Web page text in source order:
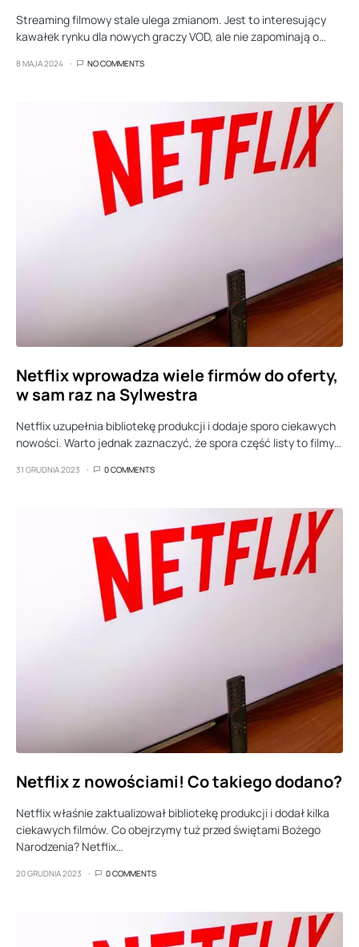
Streaming filmowy stale ulega zmianom. Jest to interesujący
kawałek rynku dla nowych graczy VOD, ale nie zapominają o…
8 MAJA 2024 NO COMMENTS
Netflix wprowadza wiele firmów do oferty,
w sam raz na Sylwestra
Netflix uzupełnia bibliotekę produkcji i dodaje sporo ciekawych
nowości. Warto jednak zaznaczyć, że spora część listy to filmy…
31 GRUDNIA 2023 0 COMMENTS
Netflix z nowościami! Co takiego dodano?
Netflix właśnie zaktualizował bibliotekę produkcji i dodał kilka
ciekawych filmów. Co obejrzymy tuż przed świętami Bożego
Narodzenia? Netflix…
20 GRUDNIA 2023 0 COMMENTS